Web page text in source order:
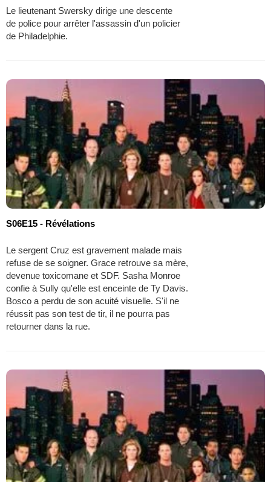
Le lieutenant Swersky dirige une descente
de police pour arrêter l'assassin d'un policier
de Philadelphie.
S06E15 - Révélations
Le sergent Cruz est gravement malade mais
refuse de se soigner. Grace retrouve sa mère,
devenue toxicomane et SDF. Sasha Monroe
confie à Sully qu'elle est enceinte de Ty Davis.
Bosco a perdu de son acuité visuelle. S'il ne
réussit pas son test de tir, il ne pourra pas
retourner dans la rue.